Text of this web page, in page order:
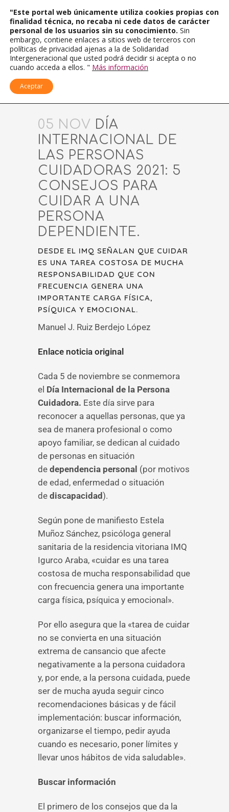
05 NOV DÍA
INTERNACIONAL DE
LAS PERSONAS
CUIDADORAS 2021: 5
CONSEJOS PARA
CUIDAR A UNA
PERSONA
DEPENDIENTE.
DESDE EL IMQ SEÑALAN QUE CUIDAR
ES UNA TAREA COSTOSA DE MUCHA
RESPONSABILIDAD QUE CON
FRECUENCIA GENERA UNA
IMPORTANTE CARGA FÍSICA,
PSÍQUICA Y EMOCIONAL.
Manuel J. Ruiz Berdejo López
Enlace noticia original
Cada 5 de noviembre se conmemora
el Día Internacional de la Persona
Cuidadora. Este día sirve para
reconocer a aquellas personas, que ya
sea de manera profesional o como
apoyo familiar, se dedican al cuidado
de personas en situación
de dependencia personal (por motivos
de edad, enfermedad o situación
de discapacidad).
Según pone de manifiesto Estela
Muñoz Sánchez, psicóloga general
sanitaria de la residencia vitoriana IMQ
Igurco Araba, «cuidar es una tarea
costosa de mucha responsabilidad que
con frecuencia genera una importante
carga física, psíquica y emocional».
Por ello asegura que la «tarea de cuidar
no se convierta en una situación
extrema de cansancio que afecte
negativamente a la persona cuidadora
y, por ende, a la persona cuidada, puede
ser de mucha ayuda seguir cinco
recomendaciones básicas y de fácil
implementación: buscar información,
organizarse el tiempo, pedir ayuda
cuando es necesario, poner límites y
llevar unos hábitos de vida saludable».
Buscar información
El primero de los consejos que da la
"Este portal web únicamente utiliza cookies propias con
finalidad técnica, no recaba ni cede datos de carácter
personal de los usuarios sin su conocimiento. Sin
embargo, contiene enlaces a sitios web de terceros con
políticas de privacidad ajenas a la de Solidaridad
Intergeneracional que usted podrá decidir si acepta o no
cuando acceda a ellos. " Más información
Aceptar